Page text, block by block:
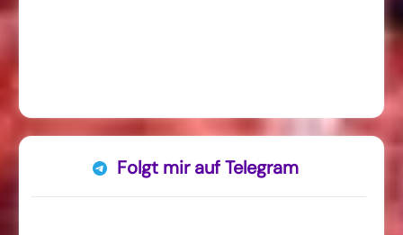
Folgt mir auf Telegram